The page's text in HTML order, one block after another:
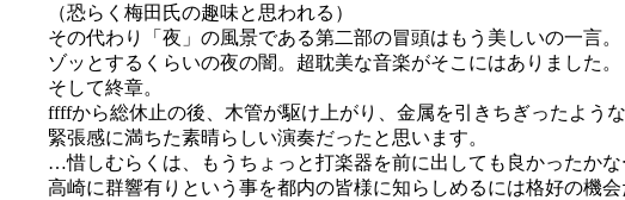
（恐らく梅田氏の趣味と思われる）
その代わり「夜」の風景である第二部の冒頭はもう美しいの一言。
ゾッとするくらいの夜の闇。超耽美な音楽がそこにはありました。
そして終章。
ffffから総休止の後、木管が駆け上がり、金属を引きちぎったよう
緊張感に満ちた素晴らしい演奏だったと思います。
…惜しむらくは、もうちょっと打楽器を前に出しても良かったかな
高崎に群響有りという事を都内の皆様に知らしめるには格好の機会